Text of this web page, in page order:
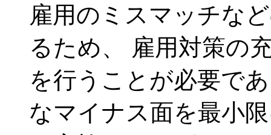
雇用のミスマッチな
るため、 雇用対策の
を行うことが必要で
なマイナス面を最小